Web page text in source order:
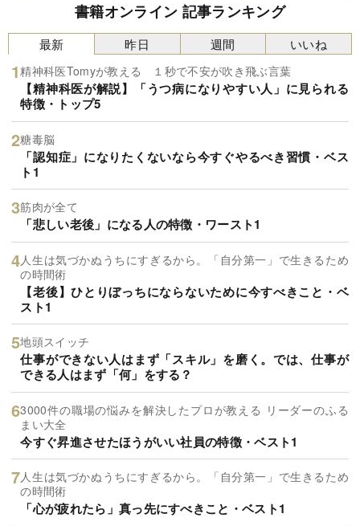
書籍オンライン 記事ランキング
最新
精神科医Tomyが教える １秒で不安が吹き飛ぶ言葉
【精神科医が解説】「うつ病になりやすい人」に見られる
特徴・トップ5
糖毒脳
「認知症」になりたくないなら今すぐやるべき習慣・ベス
ト1
筋肉が全て
「悲しい老後」になる人の特徴・ワースト1
人生は気づかぬうちにすぎるから。「自分第一」で生きるため
の時間術
【老後】ひとりぼっちにならないために今すべきこと・ベ
スト1
地頭スイッチ
仕事ができない人はまず「スキル」を磨く。では、仕事が
できる人はまず「何」をする？
3000件の職場の悩みを解決したプロが教える リーダーのふる
まい大全
今すぐ昇進させたほうがいい社員の特徴・ベスト1
人生は気づかぬうちにすぎるから。「自分第一」で生きるため
の時間術
「心が疲れたら」真っ先にすべきこと・ベスト1
昨日 週間 いいね